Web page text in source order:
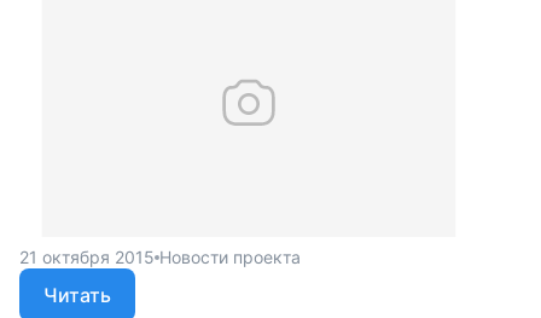
21 октября 2015 Новости проекта
Читать